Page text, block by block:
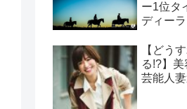
ー1位タ
ディー
【どう
る!?】
芸能人